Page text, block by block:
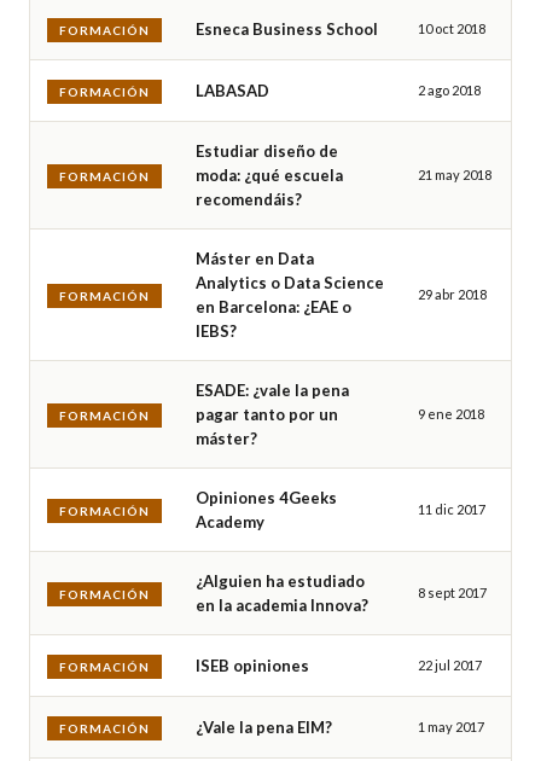
FORMACIÓN Esneca Business School 10 oct 2018
FORMACIÓN LABASAD 2 ago 2018
FORMACIÓN
Estudiar diseño de
moda: ¿qué escuela
recomendáis?
21 may 2018
FORMACIÓN
Máster en Data
Analytics o Data Science
en Barcelona: ¿EAE o
IEBS?
29 abr 2018
FORMACIÓN
ESADE: ¿vale la pena
pagar tanto por un
máster?
9 ene 2018
FORMACIÓN
Opiniones 4Geeks
Academy
11 dic 2017
FORMACIÓN
¿Alguien ha estudiado
en la academia Innova?
8 sept 2017
FORMACIÓN ISEB opiniones 22 jul 2017
FORMACIÓN ¿Vale la pena EIM? 1 may 2017